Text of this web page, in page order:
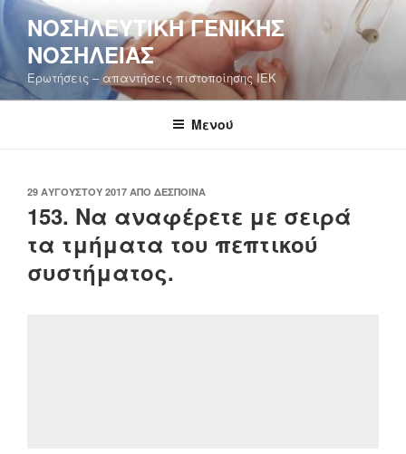
Μετάβαση
στο
περιεχόμενο
ΝΟΣΗΛΕΥΤΙΚΉ ΓΕΝΙΚΉΣ
ΝΟΣΗΛΕΊΑΣ
Ερωτήσεις – απαντήσεις πιστοποίησης ΙΕΚ
Μενού
ΔΗΜΟΣΙΕΎΤΗΚΕ
ΣΤΙΣ
29 ΑΥΓΟΎΣΤΟΥ 2017 ΑΠΌ ΔΈΣΠΟΙΝΑ
153. Να αναφέρετε με σειρά
τα τμήματα του πεπτικού
συστήματος.